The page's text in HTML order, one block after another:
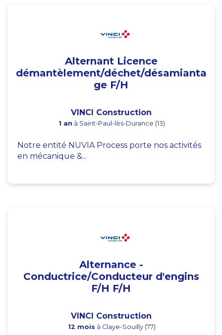
Alternant Licence
démantèlement/déchet/désamianta
ge F/H
VINCI Construction
1 an à Saint-Paul-lès-Durance (13)
Notre entité NUVIA Process porte nos activités
en mécanique &...
Alternance -
Conductrice/Conducteur d'engins
F/H F/H
VINCI Construction
12 mois à Claye-Souilly (77)